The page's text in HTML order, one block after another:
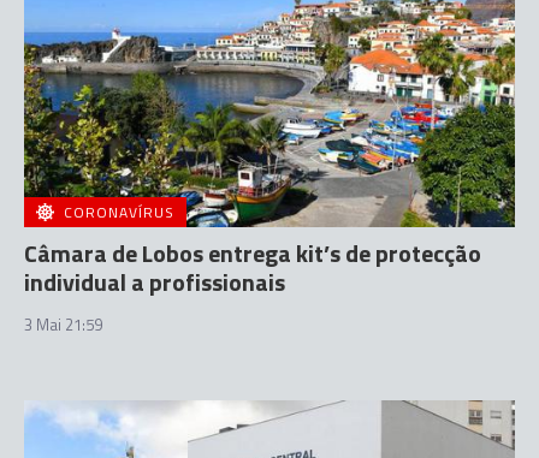
CORONAVÍRUS
Câmara de Lobos entrega kit’s de protecção
individual a profissionais
3 Mai 21:59